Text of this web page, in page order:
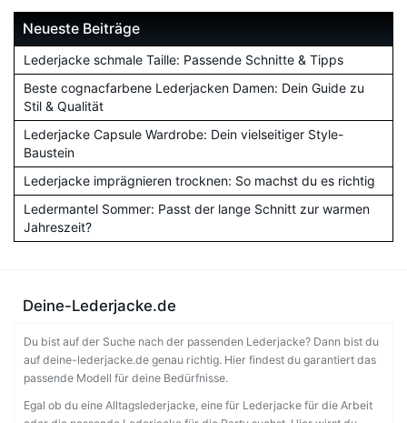
Neueste Beiträge
Lederjacke schmale Taille: Passende Schnitte & Tipps
Beste cognacfarbene Lederjacken Damen: Dein Guide zu
Stil & Qualität
Lederjacke Capsule Wardrobe: Dein vielseitiger Style-
Baustein
Lederjacke imprägnieren trocknen: So machst du es richtig
Ledermantel Sommer: Passt der lange Schnitt zur warmen
Jahreszeit?
Deine-Lederjacke.de
Du bist auf der Suche nach der passenden Lederjacke? Dann bist du
auf deine-lederjacke.de genau richtig. Hier findest du garantiert das
passende Modell für deine Bedürfnisse.
Egal ob du eine Alltagslederjacke, eine für Lederjacke für die Arbeit